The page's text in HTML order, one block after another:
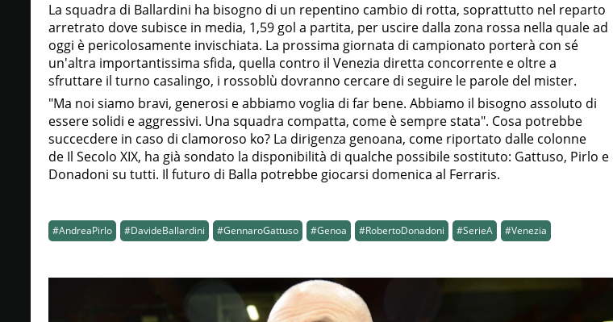
La squadra di Ballardini ha bisogno di un repentino cambio di rotta, soprattutto nel reparto
arretrato dove subisce in media, 1,59 gol a partita, per uscire dalla zona rossa nella quale ad
oggi è pericolosamente invischiata. La prossima giornata di campionato porterà con sé
un'altra importantissima sfida, quella contro il Venezia diretta concorrente e oltre a
sfruttare il turno casalingo, i rossoblù dovranno cercare di seguire le parole del mister.
"Ma noi siamo bravi, generosi e abbiamo voglia di far bene. Abbiamo il bisogno assoluto di
essere solidi e aggressivi. Una squadra compatta, come è sempre stata". Cosa potrebbe
succecdere in caso di clamoroso ko? La dirigenza genoana, come riportato dalle colonne
de Il Secolo XIX, ha già sondato la disponibilità di qualche possibile sostituto: Gattuso, Pirlo e
Donadoni su tutti. Il futuro di Balla potrebbe giocarsi domenica al Ferraris.
#AndreaPirlo #DavideBallardini #GennaroGattuso #Genoa #RobertoDonadoni #SerieA #Venezia